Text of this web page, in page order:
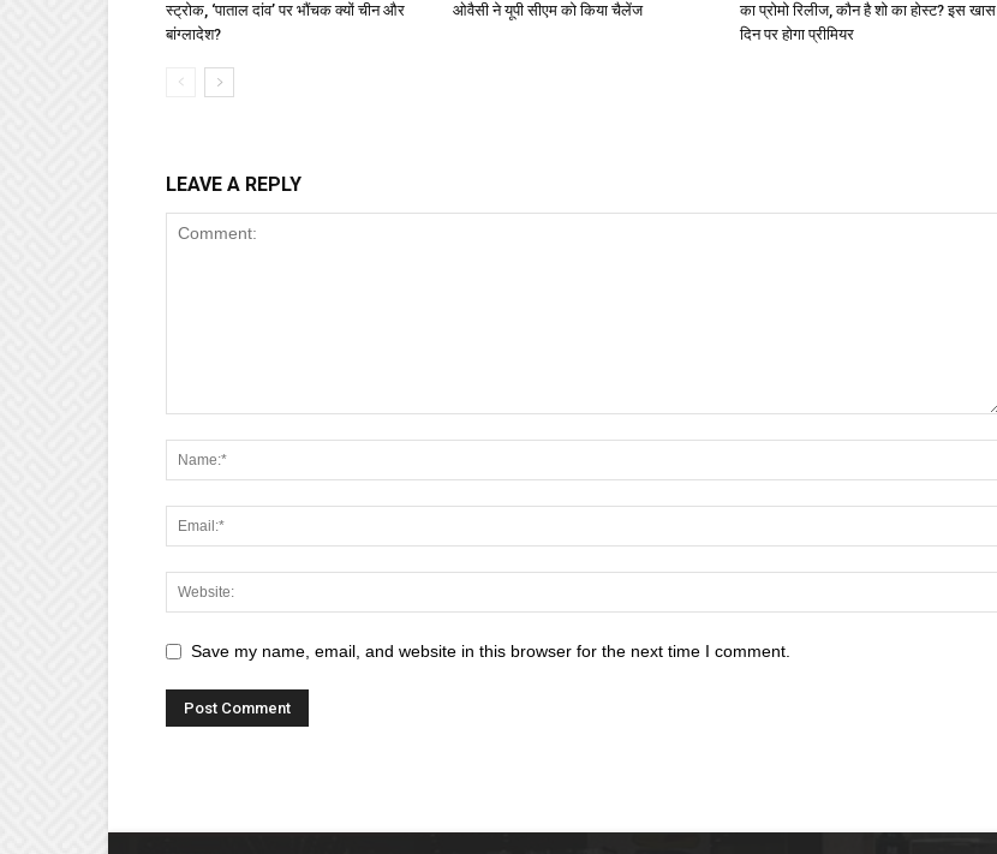
स्ट्रोक, ‘पाताल दांव’ पर भौंचक क्यों चीन और
बांग्लादेश?
ओवैसी ने यूपी सीएम को किया चैलेंज
का प्रोमो रिलीज, कौन है शो का होस्ट? इस खास
दिन पर होगा प्रीमियर
LEAVE A REPLY
Save my name, email, and website in this browser for the next time I comment.